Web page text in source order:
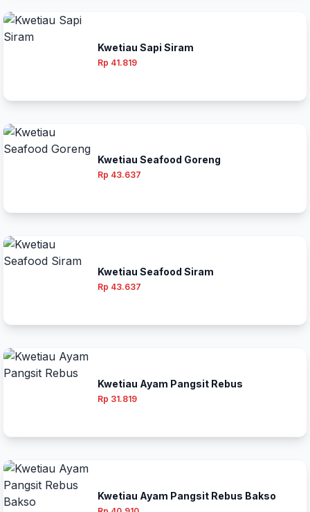
Kwetiau Sapi Siram
Rp 41.819
Kwetiau Seafood Goreng
Rp 43.637
Kwetiau Seafood Siram
Rp 43.637
Kwetiau Ayam Pangsit Rebus
Rp 31.819
Kwetiau Ayam Pangsit Rebus Bakso